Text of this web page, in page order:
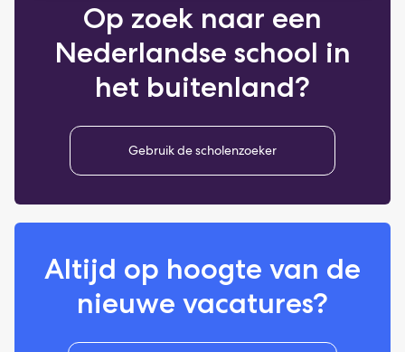
Op zoek naar een
Nederlandse school in
het buitenland?
Gebruik de scholenzoeker
Altijd op hoogte van de
nieuwe vacatures?